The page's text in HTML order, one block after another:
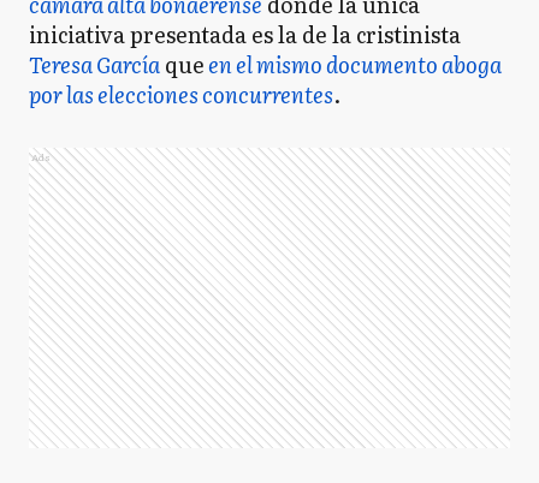
iniciativa presentada es la de la cristinista
Teresa Garcíaqueen el mismo documento aboga
por las elecciones concurrentes.
Ads